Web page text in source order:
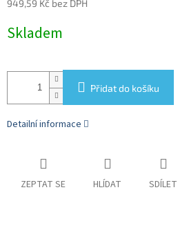
949,59 Kč bez DPH
cena:
Skladem
Přidat do košíku
Detailní informace
ZEPTAT SE HLÍDAT SDÍLET